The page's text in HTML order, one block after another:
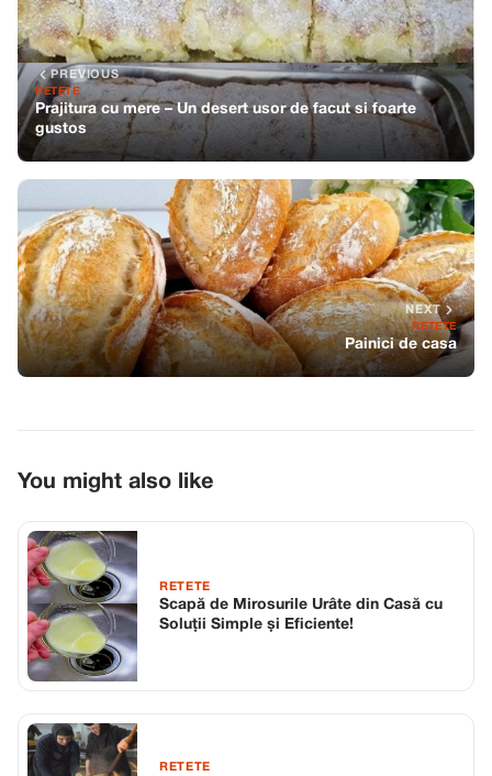
PREVIOUS
RETETE
Prajitura cu mere – Un desert usor de facut si foarte
gustos
NEXT
RETETE
Painici de casa
You might also like
RETETE
Scapă de Mirosurile Urâte din Casă cu
Soluții Simple și Eficiente!
RETETE